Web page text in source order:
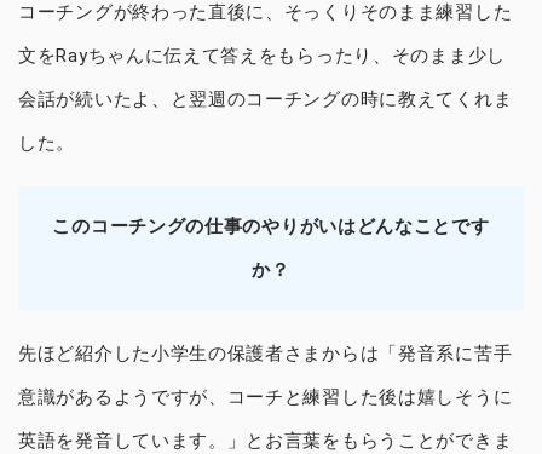
コーチングが終わった直後に、そっくりそのまま練習した
文をRayちゃんに伝えて答えをもらったり、そのまま少し
会話が続いたよ、と翌週のコーチングの時に教えてくれま
した。
このコーチングの仕事のやりがいはどんなことです
か？
先ほど紹介した小学生の保護者さまからは「発音系に苦手
意識があるようですが、コーチと練習した後は嬉しそうに
英語を発音しています。」とお言葉をもらうことができま